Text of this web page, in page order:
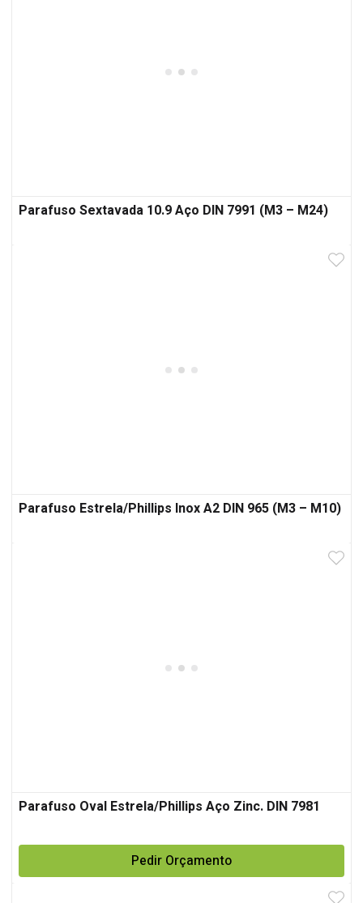
Parafuso Sextavada 10.9 Aço DIN 7991 (M3 – M24)
Parafuso Estrela/Phillips Inox A2 DIN 965 (M3 – M10)
Parafuso Oval Estrela/Phillips Aço Zinc. DIN 7981
Pedir Orçamento